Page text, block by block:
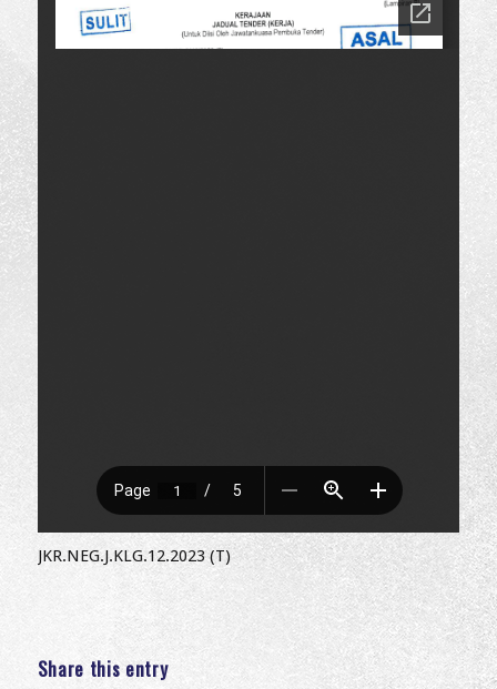
JKR.NEG.J.KLG.12.2023 (T)
Share this entry